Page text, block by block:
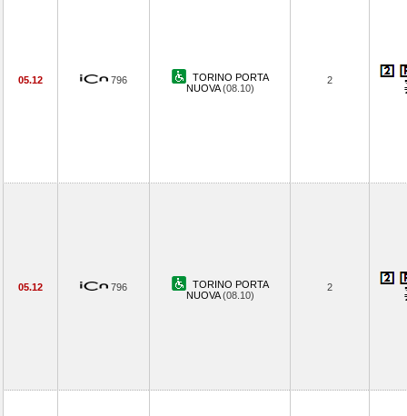
05.12 796
TORINO PORTA
NUOVA(08.10)
2
05.12 796
TORINO PORTA
NUOVA(08.10)
2